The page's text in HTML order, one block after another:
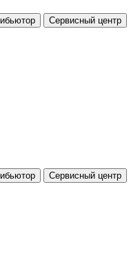
Сервисный центр
Сервисный центр